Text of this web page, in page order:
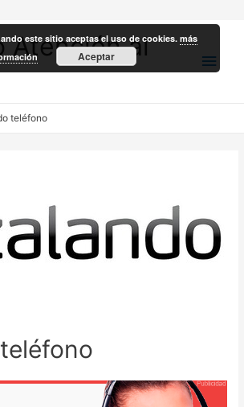
Atención al
teléfono
este sitio aceptas el uso de cookies.más
Aceptar